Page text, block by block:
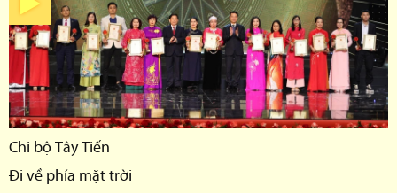
Chi bộ Tây Tiến
Đi về phía mặt trời